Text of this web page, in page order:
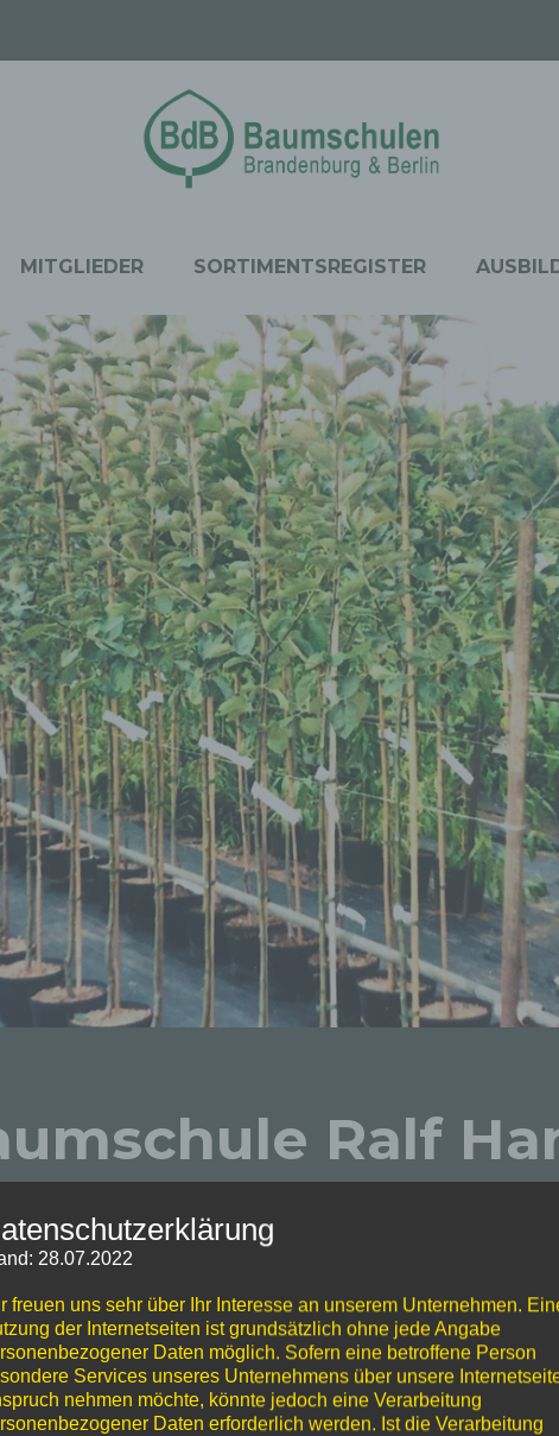
MITGLIEDER SORTIMENTSREGISTER
Ralf
28.07.2022
freuen uns sehr über Ihr Interesse an unserem Unternehmen.
der Internetseiten ist grundsätzlich ohne jede Angabe
Daten möglich. Sofern eine betroffene Person
Services unseres Unternehmens über unsere
nehmen möchte, könnte jedoch eine Verarbeitung
Daten erforderlich werden. Ist die Verarbeitung